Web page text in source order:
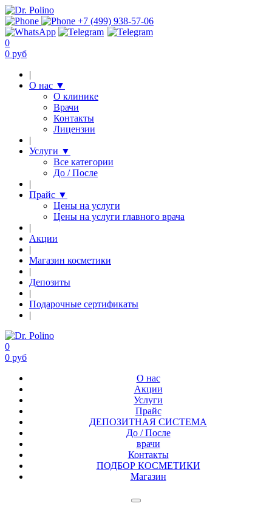
+7 (499) 938-57-06
0
0 руб
|
О нас ▼
О клинике
Врачи
Контакты
Лицензии
|
Услуги ▼
Все категории
До / После
|
Прайс ▼
Цены на услуги
Цены на услуги главного врача
|
Акции
|
Магазин косметики
|
Депозиты
|
Подарочные сертификаты
|
0
0 руб
О нас
Акции
Услуги
Прайс
ДЕПОЗИТНАЯ СИСТЕМА
До / После
врачи
Контакты
ПОДБОР КОСМЕТИКИ
Магазин